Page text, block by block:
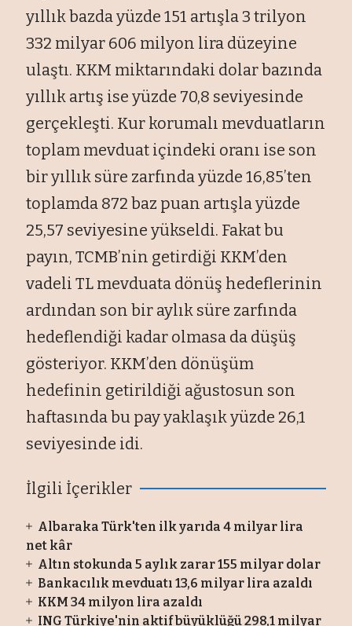
yıllık bazda yüzde 151 artışla 3 trilyon
332 milyar 606 milyon lira düzeyine
ulaştı. KKM miktarındaki dolar bazında
yıllık artış ise yüzde 70,8 seviyesinde
gerçekleşti. Kur korumalı mevduatların
toplam mevduat içindeki oranı ise son
bir yıllık süre zarfında yüzde 16,85’ten
toplamda 872 baz puan artışla yüzde
25,57 seviyesine yükseldi. Fakat bu
payın, TCMB’nin getirdiği KKM’den
vadeli TL mevduata dönüş hedeflerinin
ardından son bir aylık süre zarfında
hedeflendiği kadar olmasa da düşüş
gösteriyor. KKM’den dönüşüm
hedefinin getirildiği ağustosun son
haftasında bu pay yaklaşık yüzde 26,1
seviyesinde idi.
İlgili İçerikler
Albaraka Türk'ten ilk yarıda 4 milyar lira
net kâr
Altın stokunda 5 aylık zarar 155 milyar dolar
Bankacılık mevduatı 13,6 milyar lira azaldı
KKM 34 milyon lira azaldı
ING Türkiye'nin aktif büyüklüğü 298,1 milyar